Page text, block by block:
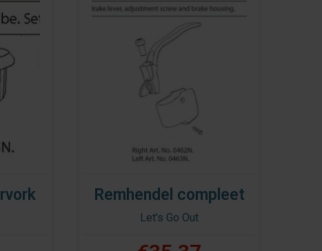
Remhendel compleet
Let's Go Out